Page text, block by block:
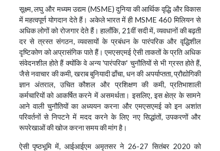
सूक्ष्म, लघु और मध्यम उद्यम (MSME) दुनिया की आर्थिक वृद्धि और विकास
में महत्वपूर्ण योगदान देते हैं। अकेले भारत में ही MSME 460 मिलियन से
अधिक लोगों को रोजगार देते हैं। हालाँकि, 21वीं सदी में, व्यवधानों की बढ़ती
दर से त्रस्त संगठन, व्यवसायों के प्रबंधन के पारंपरिक और वृद्धिशील
दृष्टिकोण को अप्रासंगिक पाते हैं। एमएसएमई ऐसी ताकतों के प्रति अधिक
संवेदनशील होते हैं क्योंकि वे अन्य 'पारंपरिक' चुनौतियों से भी ग्रस्त होते हैं,
जैसे नवाचार की कमी, खराब बुनियादी ढाँचा, धन की अपर्याप्तता, प्रौद्योगिकी
ज्ञान अंतराल, उचित कौशल और प्रशिक्षण की कमी, प्रतिभाशाली
कर्मचारियों को आकर्षित करने में असमर्थता। इसलिए, इस क्षेत्र के सामने
आने वाली चुनौतियों का अध्ययन करना और एमएसएमई को इन अशांत
परिवर्तनों से निपटने में मदद करने के लिए नए सिद्धांतों, उपकरणों और
रूपरेखाओं की खोज करना समय की मांग है।
ऐसी पृष्ठभूमि में, आईआईएम अमृतसर ने 26-27 सितंबर 2020 को